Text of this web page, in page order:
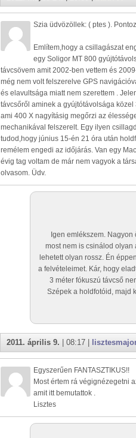
Szia üdvözöllek: ( ptes ).
Említem,hogy a csillagászat
egy Soligor MT 800
távcsövem amit 2002-ben vettem és
még nem volt felszerelve GPS
és elavultsága miatt nem szerettem .
távcsőről aminek a gyújtótávolsága
ami 400 X nagyításig megőrzi az
mechanikával felszerelt. Egy ilyen
tudod,hogy június 15-én 21 óra után
remélem engedi az időjárás. Van egy
évig tag voltam de már nem vagyok a
olvasom. Üdv.
Igen emlékszem.
most nem is csinálod olyan
lehetett olyan rossz. Én
a felvételeimet. Kár, hogy
3 méter fókuszú távcső
Szépek a holdfotóid, majd
2011. április 9. | 08:17 |
Egyszerűen FANTASZTIKUS!!
Most értem rá végignézegetni
amit itt bemutattok .
Lisztes